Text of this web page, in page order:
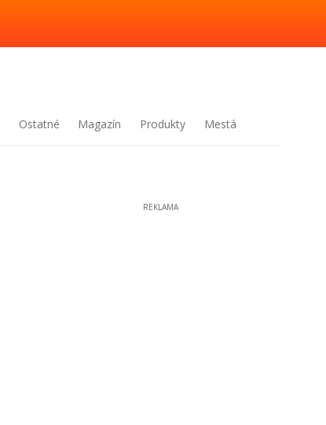
Ostatné Magazín Produkty Mestá
REKLAMA